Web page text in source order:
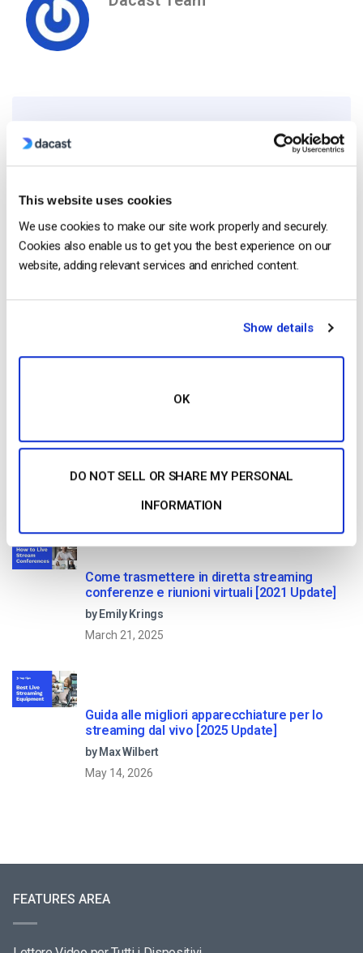
This website uses cookies
We use cookies to make our site work properly and securely.
Cookies also enable us to get you the best experience on our
website, adding relevant services and enriched content.
Show details
OK
DO NOT SELL OR SHARE MY PERSONAL
INFORMATION
Free 14-Day Trial
Start streaming immediately
No credit card required
Confronto tra le 25 migliori piattaforme di
streaming live nel 2025
by Max Wilbert
Come trasmettere in diretta streaming
conferenze e riunioni virtuali [2021 Update]
by Emily Krings
March 21, 2025
Guida alle migliori apparecchiature per lo
streaming dal vivo [2025 Update]
by Max Wilbert
May 14, 2026
FEATURES AREA